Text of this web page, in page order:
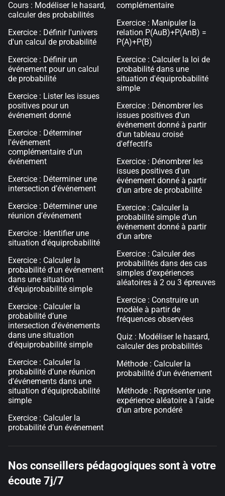
Cours : Modéliser le hasard,
calculer des probabilités
Exercice : Définir l'univers
d'un calcul de probabilité
Exercice : Définir un
événement pour un calcul
de probabilité
Exercice : Lister les issues
positives pour un
événement donné
Exercice : Déterminer
l'événement
complémentaire d'un
événement
Exercice : Déterminer une
intersection d’événement
Exercice : Déterminer une
réunion d’événement
Exercice : Identifier une
situation d'équiprobabilité
Exercice : Calculer la
probabilité d’un événement
dans une situation
d'équiprobabilité simple
Exercice : Calculer la
probabilité d’une
intersection d'événements
dans une situation
d'équiprobabilité simple
Exercice : Calculer la
probabilité d’une réunion
d'événements dans une
situation d'équiprobabilité
simple
Exercice : Calculer la
probabilité d’un événement
complémentaire
Exercice : Manipuler la
relation P(AuB)+P(AnB) =
P(A)+P(B)
Exercice : Calculer la loi de
probabilité dans une
situation d'équiprobabilité
simple
Exercice : Dénombrer les
issues positives d'un
événement donné à partir
d'un tableau croisé
d'effectifs
Exercice : Dénombrer les
issues positives d'un
événement donné à partir
d'un arbre de probabilité
Exercice : Calculer la
probabilité simple d’un
événement donné à partir
d’un arbre
Exercice : Calculer des
probabilités dans des cas
simples d’expériences
aléatoires à 2 ou 3 épreuves
Exercice : Construire un
modèle à partir de
fréquences observées
Quiz : Modéliser le hasard,
calculer des probabilités
Méthode : Calculer la
probabilité d'un événement
Méthode : Représenter une
expérience aléatoire à l'aide
d'un arbre pondéré
Nos conseillers pédagogiques sont à votre
écoute 7j/7